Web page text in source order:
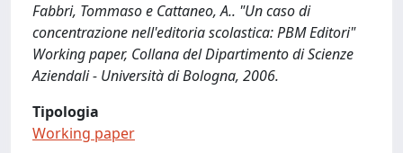
Fabbri, Tommaso e Cattaneo, A.. "Un caso di
concentrazione nell'editoria scolastica: PBM Editori"
Working paper, Collana del Dipartimento di Scienze
Aziendali - Università di Bologna, 2006.
Tipologia
Working paper